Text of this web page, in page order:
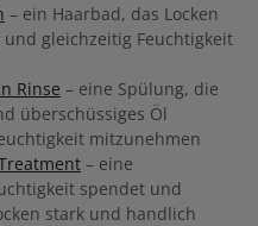
– ein Haarbad, das Locken
gleichzeitig Feuchtigkeit
Rinse – eine Spülung, die
überschüssiges Öl
mitzunehmen
– eine
spendet und
stark und handlich